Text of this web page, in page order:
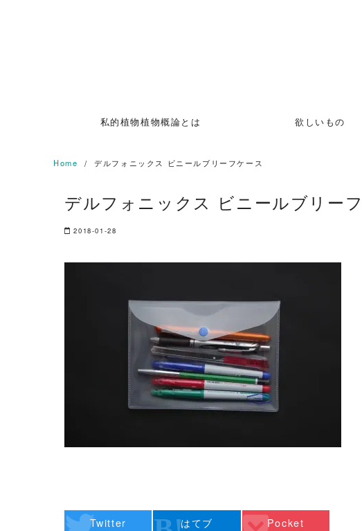
私的植物植物概論とは 欲しいもの
Home デルフォニックス ビニールブリーフケース
デルフォニックス ビニールブリー
2018-01-28
Twitter はてブ Pocket